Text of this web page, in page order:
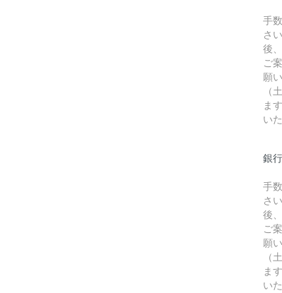
手
さ
後
ご
願
（
ま
い
銀
手
さ
後
ご
願
（
ま
い